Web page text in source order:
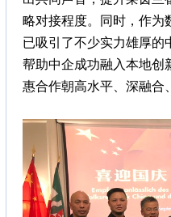
略对接程度。同时，作为
已吸引了不少实力雄厚的
帮助中企成功融入本地创
惠合作朝高水平、深融合